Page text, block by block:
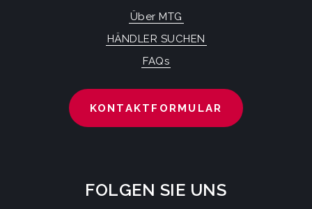
Über MTG
HÄNDLER SUCHEN
FAQs
KONTAKTFORMULAR
FOLGEN SIE UNS